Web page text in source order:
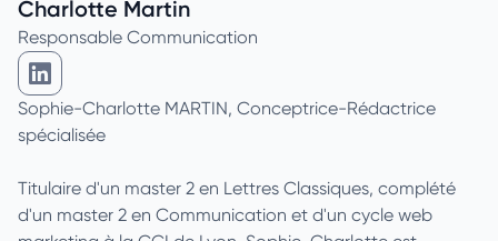
Charlotte Martin
Responsable Communication
Charlotte Martin sur Linkedin
Sophie-Charlotte MARTIN, Conceptrice-Rédactrice
spécialisée
Titulaire d'un master 2 en Lettres Classiques, complété
d'un master 2 en Communication et d'un cycle web